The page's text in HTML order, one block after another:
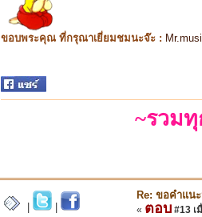
ขอบพระคุณ ที่กรุณาเยี่ยมชมนะจ๊ะ :
~รวม
Re: ขอคำแน
« ตอบ #13 เ